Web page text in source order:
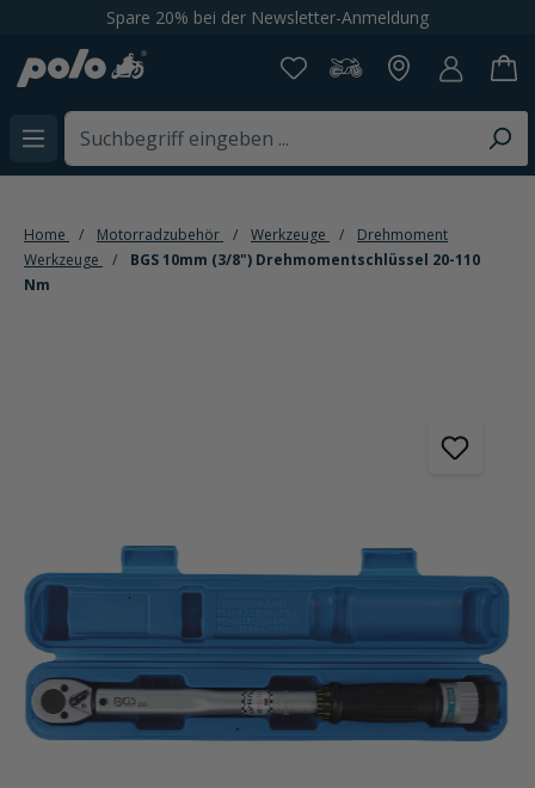
springenSpare 20% bei der Newsletter-Anmeldung
Home Motorradzubehör Werkzeuge
Drehmoment
Werkzeuge
BGS 10mm (3/8") Drehmomentschlüssel 20-110
Nm